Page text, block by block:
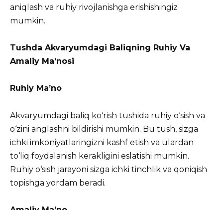
aniqlash va ruhiy rivojlanishga erishishingiz
mumkin.
Tushda Akvaryumdagi Baliqning Ruhiy Va
Amaliy Ma’nosi
Ruhiy Ma’no
Akvaryumdagi baliq ko‘rish tushida ruhiy o‘sish va
o‘zini anglashni bildirishi mumkin. Bu tush, sizga
ichki imkoniyatlaringizni kashf etish va ulardan
to‘liq foydalanish kerakligini eslatishi mumkin.
Ruhiy o‘sish jarayoni sizga ichki tinchlik va qoniqish
topishga yordam beradi.